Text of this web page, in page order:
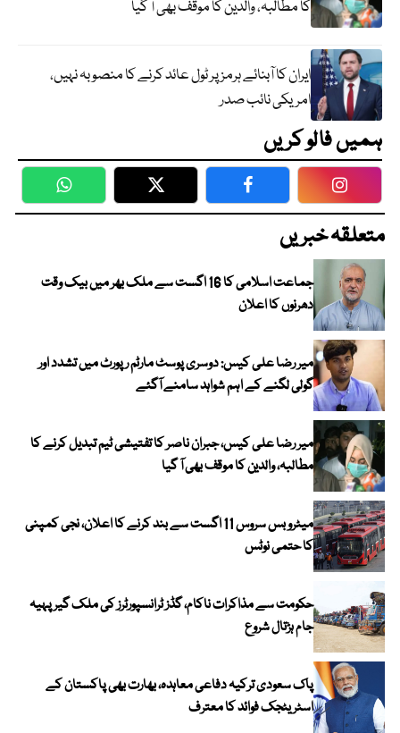
کا مطالبہ، والدین کا موقف بھی آ گیا
ایران کا آبنائے ہرمز پر ٹول عائد کرنے کا منصوبہ نہیں،
امریکی نائب صدر
ہمیں فالو کریں
WhatsApp Twitter Facebook
متعلقہ خبریں
جماعت اسلامی کا 16 اگست سے ملک بھر میں بیک وقت
دھرنوں کا اعلان
میر رضا علی کیس: دوسری پوسٹ مارٹم رپورٹ میں تشدد اور
گولی لگنے کے اہم شواہد سامنے آگئے
میر رضا علی کیس، جبران ناصر کا تفتیشی ٹیم تبدیل کرنے کا
مطالبہ، والدین کا موقف بھی آ گیا
میٹرو بس سروس 11 اگست سے بند کرنے کا اعلان، نجی کمپنی
کا حتمی نوٹس
حکومت سے مذاکرات ناکام، گڈز ٹرانسپورٹرز کی ملک گیر پہیہ
جام ہڑتال شروع
پاک سعودی ترکیہ دفاعی معاہدہ، بھارت بھی پاکستان کے
اسٹریٹجک فوائد کا معترف